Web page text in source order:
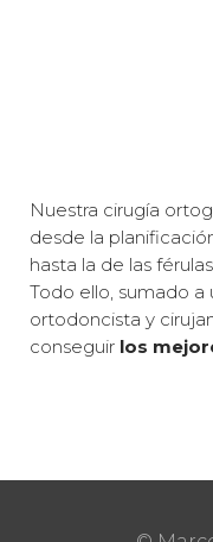
Nuestra cirugía
desde la
hasta la de las
Todo ello, sumado
ortodoncista y
conseguir los